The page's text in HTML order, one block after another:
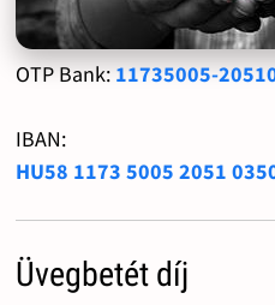
OTP Bank: 11735005-
IBAN:
HU58 1173 5005 2051
Üvegbetét díj